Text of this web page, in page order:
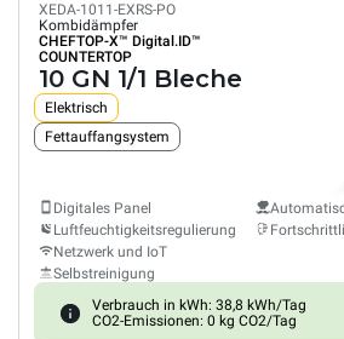
XEDA-1011-EXRS-PO
Kombidämpfer
CHEFTOP-X™ Digital.ID™
COUNTERTOP
10 GN 1/1 Bleche
Elektrisch
Fettauffangsystem
Digitales Panel
Luftfeuchtigkeitsregulierung
Netzwerk und IoT
Selbstreinigung
Verbrauch in kWh: 38,8 kWh/Tag
CO2-Emissionen: 0 kg CO2/Tag